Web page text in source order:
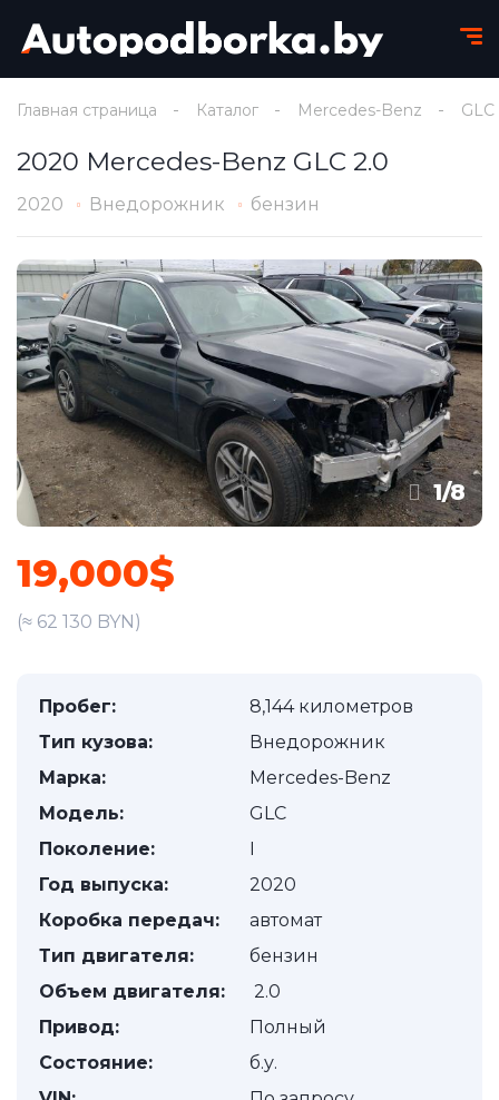
Главная страница Каталог Mercedes-Benz GLC
2020 Mercedes-Benz GLC 2.0
2020 Внедорожник бензин
1/8
19,000$
(≈ 62 130 BYN)
Пробег:
8,144 километров
Тип кузова:
Внедорожник
Марка:
Mercedes-Benz
Модель:
GLC
Поколение:
I
Год выпуска:
2020
Коробка передач:
автомат
Тип двигателя:
бензин
Объем двигателя:
2.0
Привод:
Полный
Состояние:
б.у.